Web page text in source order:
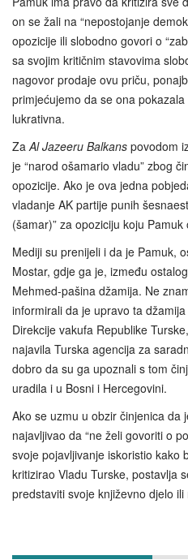
on se žali na “nepostojanje
opozicije ili slobodno govori o
sa svojim kritičnim stavovima
nagovor prodaje ovu priču,
primjećujemo da se ona
lukrativna.
Za Al Jazeeru Balkans povodom
je “narod ošamario vladu” zbog
opozicije. Ako je ova jedna
vladanje AK partije punih
(šamar)” za opoziciju koju
Mediji su prenijeli i da je Pamuk,
Mostar, gdje ga je, između
Mehmed-pašina džamija. Ne
informirali da je upravo ta
Direkcije vakufa Republike
najavila Turska agencija za
dobro da su ga upoznali s tom
uradila i u Bosni i Hercegovini.
Ako se uzmu u obzir činjenica da
najavljivao da “ne želi govoriti o
svoje pojavljivanje iskoristio kako
kritizirao Vladu Turske, postavlja
predstaviti svoje književno djelo